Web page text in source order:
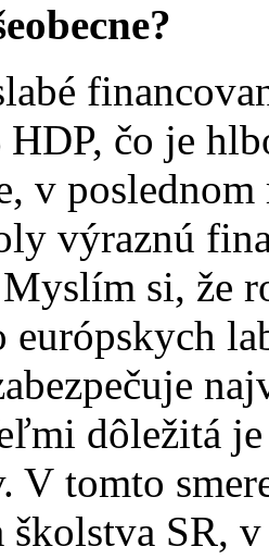
čo je
v
výraznú
si, že
európskych
dôležitá
V tomto
školstva SR,